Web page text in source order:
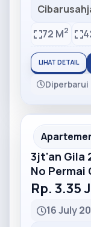
72 M2
LIHAT DETAIL
Diperbarui
Partner
3jt'an Gila
No Permai
Rp. 3.35
16 July